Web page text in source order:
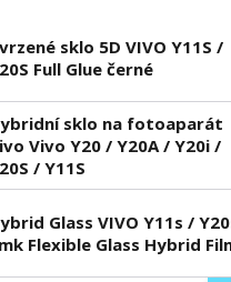
sklo 5D VIVO Y11S /
Full Glue černé
sklo na fotoaparát
Vivo Y20 / Y20A / Y20i /
/ Y11S
Glass VIVO Y11s /
Flexible Glass Hybrid